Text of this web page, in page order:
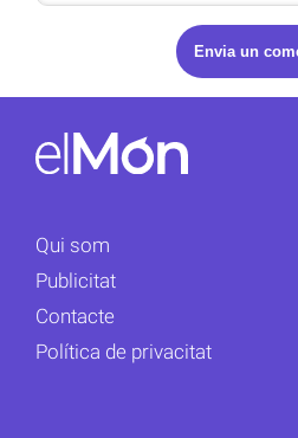
Qui som
Publicitat
Contacte
Política de privacitat